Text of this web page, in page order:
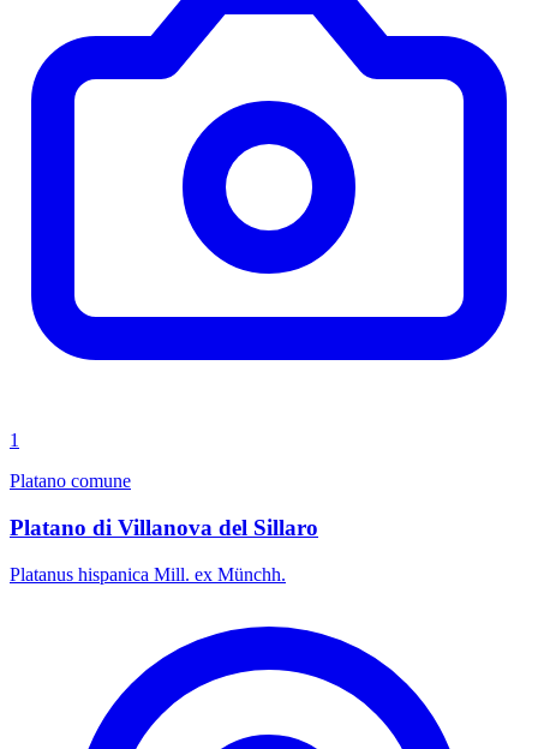
1
Platano comune
Platano di Villanova del Sillaro
Platanus hispanica Mill. ex Münchh.